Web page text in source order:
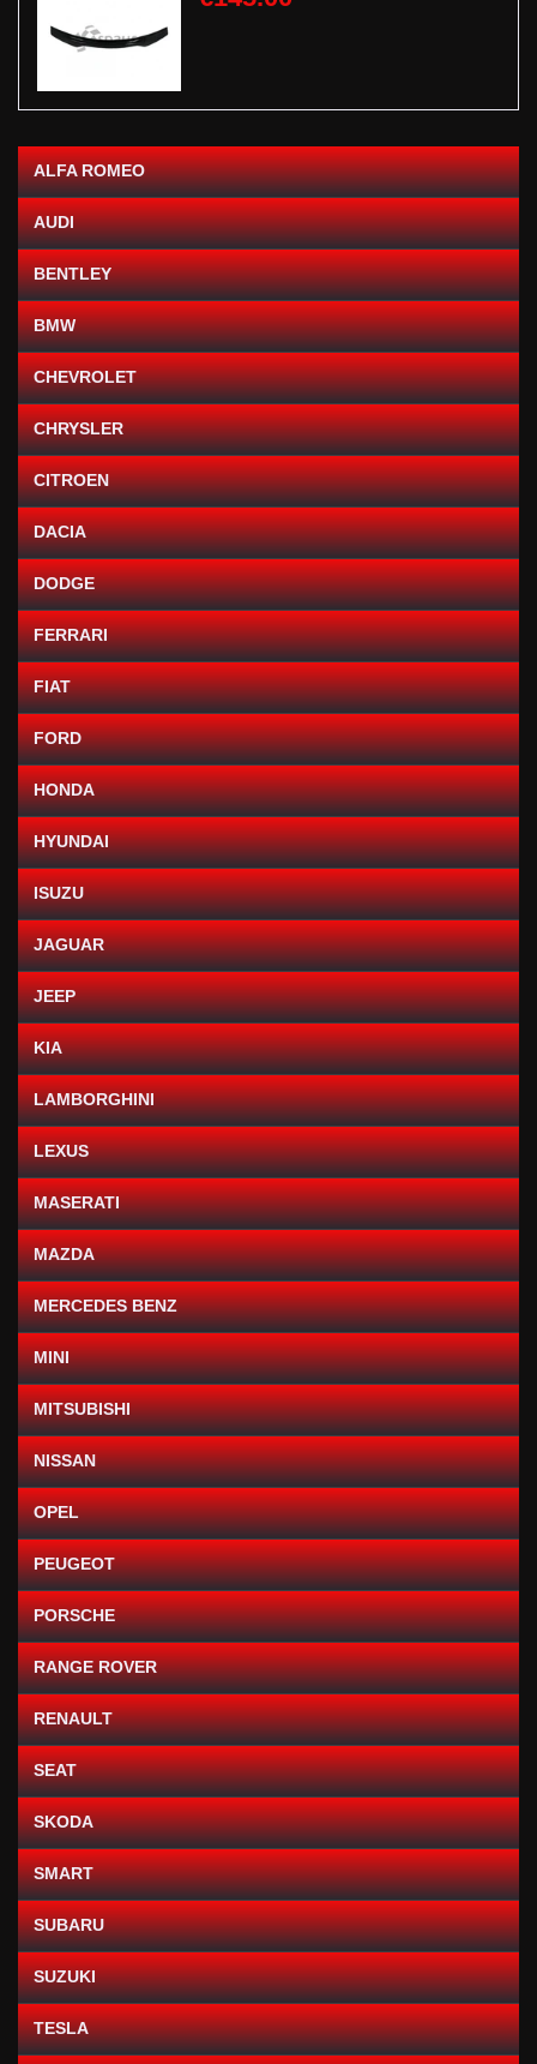
ALFA ROMEO
AUDI
BENTLEY
BMW
CHEVROLET
CHRYSLER
CITROEN
DACIA
DODGE
FERRARI
FIAT
FORD
HONDA
HYUNDAI
ISUZU
JAGUAR
JEEP
KIA
LAMBORGHINI
LEXUS
MASERATI
MAZDA
MERCEDES BENZ
MINI
MITSUBISHI
NISSAN
OPEL
PEUGEOT
PORSCHE
RANGE ROVER
RENAULT
SEAT
SKODA
SMART
SUBARU
SUZUKI
TESLA